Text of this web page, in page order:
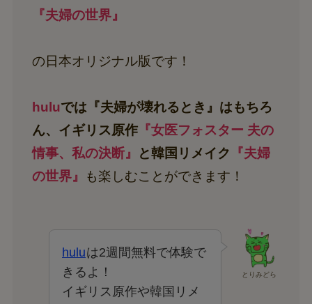
『夫婦の世界』
の日本オリジナル版です！
huluでは『夫婦が壊れるとき』はもちろ
ん、イギリス原作 『女医フォスター 夫の
情事、私の決断』
と韓国リメイク
『夫婦
の世界』
も楽しむことができます！
とりみどら
huluは2週間無料で体験で
きるよ！
イギリス原作や韓国リメ